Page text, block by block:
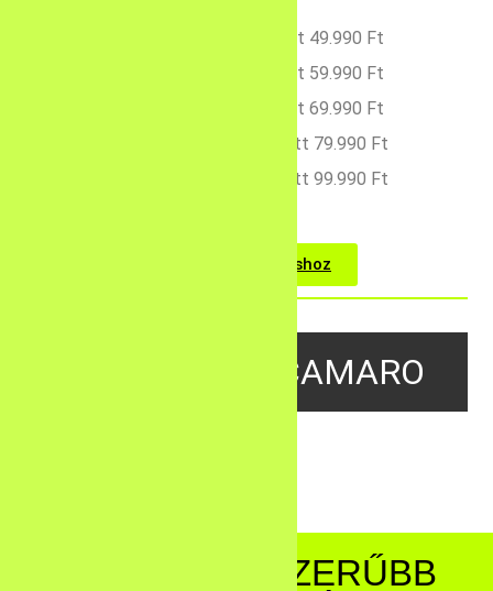
2 kör – 74.990 Ft helyett 49.990 Ft
3 kör – 84.990 Ft helyett 59.990 Ft
4 kör – 99.990 Ft helyett 69.990 Ft
5 kör – 109.990 Ft helyett 79.990 Ft
7 kör – 134.990 Ft helyett 99.990 Ft
Tovább a vásárláshoz
CHEVROLET CAMARO
A LEGNAGYSZERŰBB